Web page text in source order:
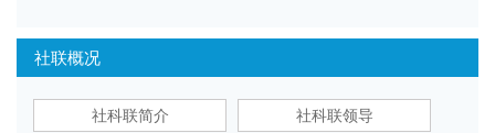
社联概况
社科联简介 社科联领导